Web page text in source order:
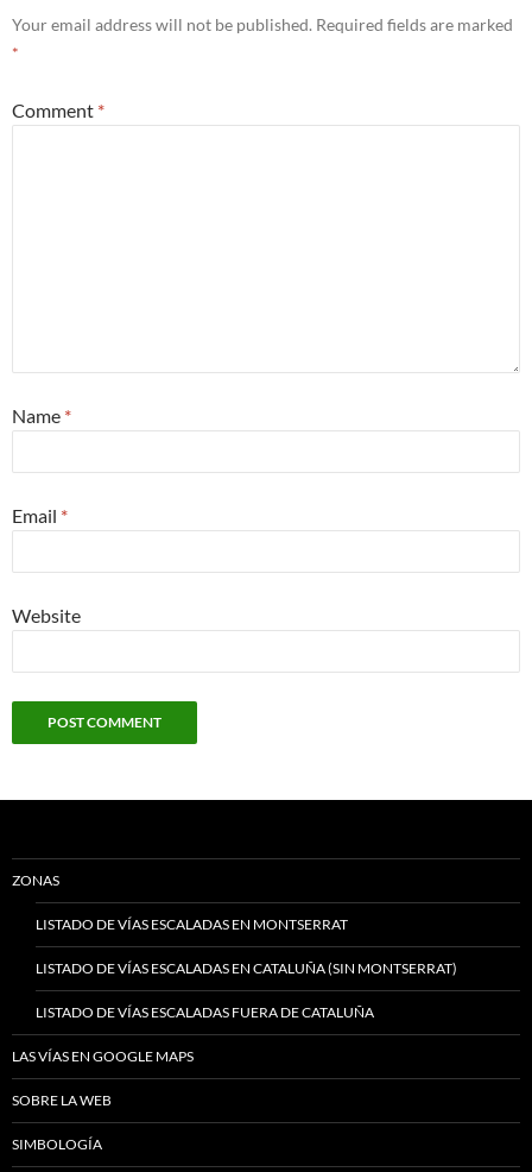
Your email address will not be published. Required fields are marked
*
Comment *
Name *
Email *
Website
ZONAS
LISTADO DE VÍAS ESCALADAS EN MONTSERRAT
LISTADO DE VÍAS ESCALADAS EN CATALUÑA (SIN MONTSERRAT)
LISTADO DE VÍAS ESCALADAS FUERA DE CATALUÑA
LAS VÍAS EN GOOGLE MAPS
SOBRE LA WEB
SIMBOLOGÍA